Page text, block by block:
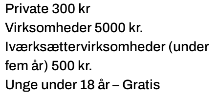
Private 300 kr
Virksomheder 5000 kr.
Iværksættervirksomheder (under
fem år) 500 kr.
Unge under 18 år – Gratis